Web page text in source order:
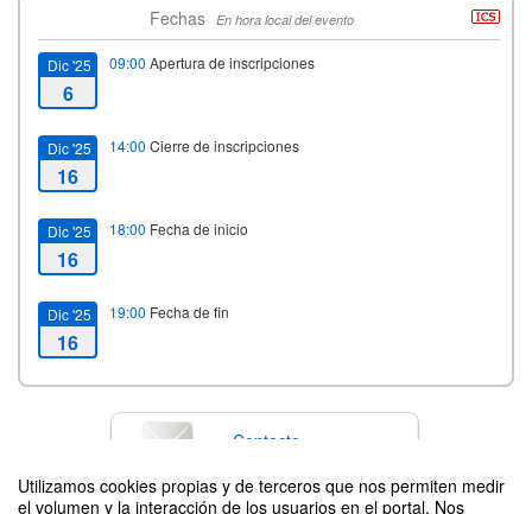
Utilizamos cookies propias y de terceros que nos permiten medir
el volumen y la interacción de los usuarios en el portal. Nos
Fechas En hora local del evento
Dic '25
6
09:00 Apertura de inscripciones
Dic '25
16
14:00 Cierre de inscripciones
Dic '25
16
18:00 Fecha de inicio
Dic '25
16
19:00 Fecha de fin
Contacto